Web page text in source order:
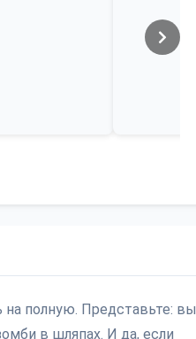
на полную. Представьте: вы
в шляпах. И да, если